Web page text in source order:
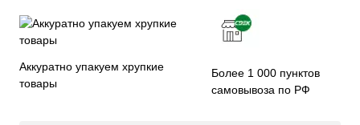
Аккуратно упакуем хрупкие
товары
Более 1 000 пунктов
самовывоза по РФ